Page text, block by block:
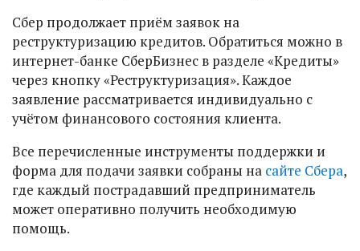
Сбер продолжает приём заявок на
реструктуризацию кредитов. Обратиться можно в
интернет-банке СберБизнес в разделе «Кредиты»
через кнопку «Реструктуризация». Каждое
заявление рассматривается индивидуально с
учётом финансового состояния клиента.
Все перечисленные инструменты поддержки и
форма для подачи заявки собраны на сайте Сбера,
где каждый пострадавший предприниматель
может оперативно получить необходимую
помощь.